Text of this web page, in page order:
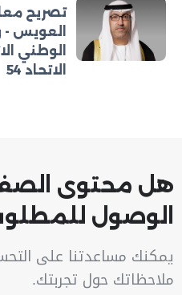
تصريح
العويس
الوطني
الاتحاد 54
هل محتوى
الوصول
يمكنك مساعدتنا على
ملاحظاتك حول تجربتك.